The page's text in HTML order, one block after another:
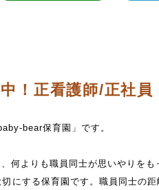
！正看護師/正社員
bear保育園」です。
何よりも職員同士が思いやりをも
にする保育園です。職員同士の